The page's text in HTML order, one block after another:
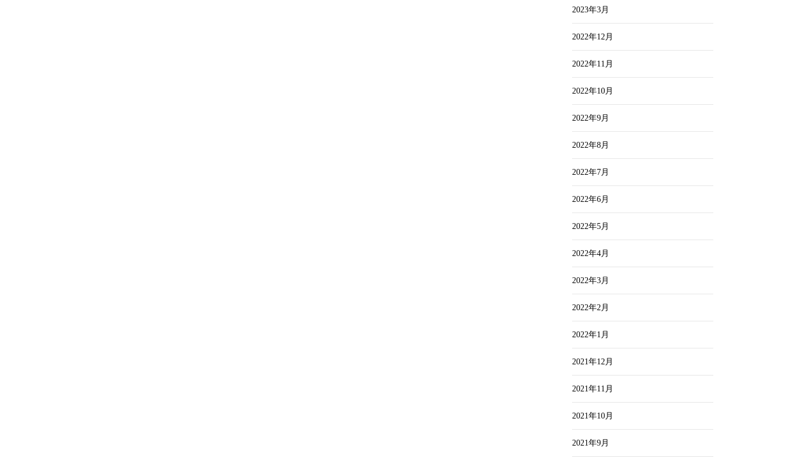
2023年3月
2022年12月
2022年11月
2022年10月
2022年9月
2022年8月
2022年7月
2022年6月
2022年5月
2022年4月
2022年3月
2022年2月
2022年1月
2021年12月
2021年11月
2021年10月
2021年9月